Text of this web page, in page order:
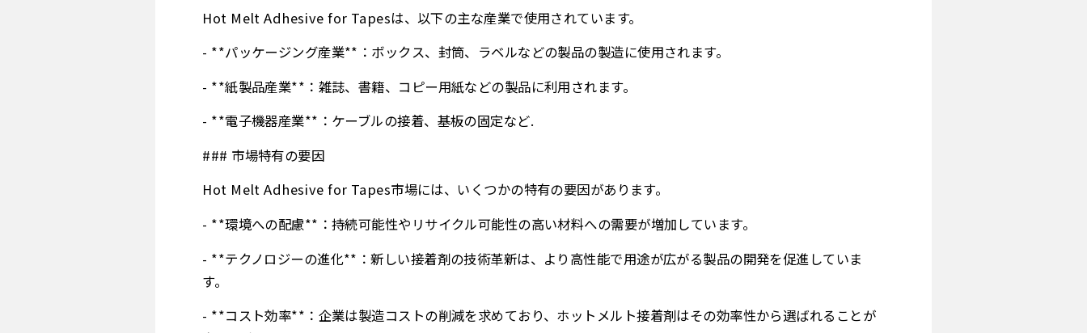
Hot Melt Adhesive for Tapesは、以下の主な産業で使用されています。
- **パッケージング産業**：ボックス、封筒、ラベルなどの製品の製造に使用されます。
- **紙製品産業**：雑誌、書籍、コピー用紙などの製品に利用されます。
- **電子機器産業**：ケーブルの接着、基板の固定など.
### 市場特有の要因
Hot Melt Adhesive for Tapes市場には、いくつかの特有の要因があります。
- **環境への配慮**：持続可能性やリサイクル可能性の高い材料への需要が増加しています。
- **テクノロジーの進化**：新しい接着剤の技術革新は、より高性能で用途が広がる製品の開発を促進していま
す。
- **コスト効率**：企業は製造コストの削減を求めており、ホットメルト接着剤はその効率性から選ばれることが